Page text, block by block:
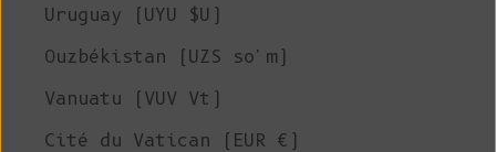
Uruguay (UYU $U)
Ouzbékistan (UZS so'm)
Vanuatu (VUV Vt)
Cité du Vatican (EUR €)